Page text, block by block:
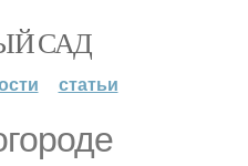
САД
статьи